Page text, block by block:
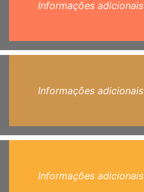
Informações adicionais
Informações adicionais
Informações adicionais